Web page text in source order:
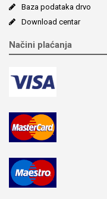
Baza podataka drvo
Download centar
Načini plaćanja